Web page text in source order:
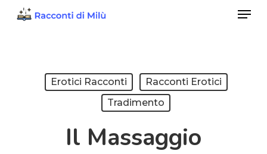
Menu
Erotici Racconti
Racconti Erotici
Tradimento
Il Massaggio